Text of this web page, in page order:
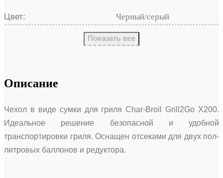
Цвет: Черный/серый
Показать все
Описание
Чехол в виде сумки для гриля Char-Broil Grill2Go X200.
Идеальное решение безопасной и удобной
транспортировки гриля. Оснащен отсеками для двух пол-
литровых баллонов и редуктора.